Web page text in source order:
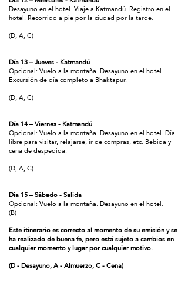
Desayuno en el hotel. Viaje a Katmandú. Registro en el
hotel. Recorrido a pie por la ciudad por la tarde.
(D, A, C)
Día 13 – Jueves - Katmandú
Opcional: Vuelo a la montaña. Desayuno en el hotel.
Excursión de día completo a Bhaktapur.
(D, A, C)
Día 14 – Viernes - Katmandú
Opcional: Vuelo a la montaña. Desayuno en el hotel. Día
libre para visitar, relajarse, ir de compras, etc. Bebida y
cena de despedida.
(D, A, C)
Día 15 – Sábado - Salida
Opcional: Vuelo a la montaña. Desayuno en el hotel.
(B)
Este itinerario es correcto al momento de su emisión y se
ha realizado de buena fe, pero está sujeto a cambios en
cualquier momento y lugar por cualquier motivo.
(D - Desayuno, A - Almuerzo, C - Cena)